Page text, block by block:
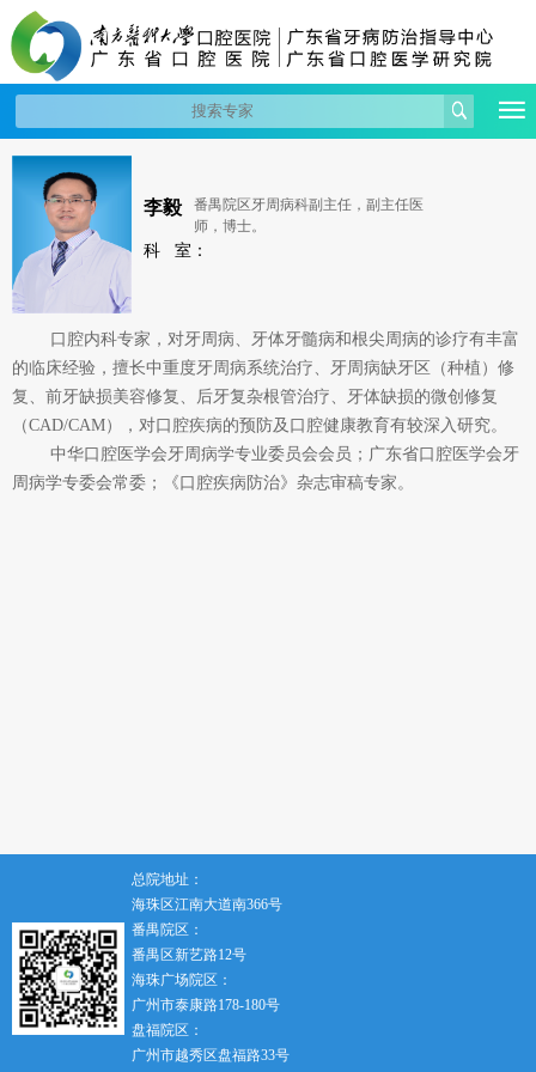
李毅
番禺院区牙周病科副主任，副主任医
师，博士。
科 室：
口腔内科专家，对牙周病、牙体牙髓病和根尖周病的诊疗有丰富
的临床经验，擅长中重度牙周病系统治疗、牙周病缺牙区（种植）修
复、前牙缺损美容修复、后牙复杂根管治疗、牙体缺损的微创修复
（CAD/CAM），对口腔疾病的预防及口腔健康教育有较深入研究。
中华口腔医学会牙周病学专业委员会会员；广东省口腔医学会牙
周病学专委会常委；《口腔疾病防治》杂志审稿专家。
总院地址：
海珠区江南大道南366号
番禺院区：
番禺区新艺路12号
海珠广场院区：
广州市泰康路178-180号
盘福院区：
广州市越秀区盘福路33号